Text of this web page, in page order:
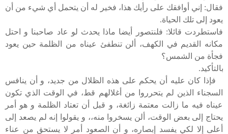
فقال: إني أوافقك على رأيك هذا، فخير له أن يتحمل أي شيء من أن
يعود إلى تلك الحياة.
فاستطردت قائلا: فلنتصور أيضا ماذا يحدث لو عاد صاحبنا و احتل
مكانه القديم في الكهف، ألن تنطفئ عيناه من الظلمة حين يعود
فجأة من الشمس؟
بالتأكيد.
فإذا كان عليه أن يحكم على هذه الظلال من جديد، و أن ينافس
السجناء الذين لم يتحرروا من أغلالهم قط، في الوقت الذي تكون
عيناه فيه ما زالت معتمة زائغة، و قبل أن تعتاد الظلمة و هو أمر
يحتاج إلى بعض الوقت، ألن يسخروا منه،، و يقولوا إنه لم يصعد إلى
أعلى إلا لكي يفسد إبصاره، و أن الصعود أمر لا يستحق من عناء